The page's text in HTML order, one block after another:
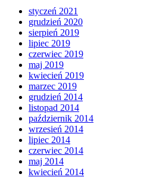
styczeń 2021
grudzień 2020
sierpień 2019
lipiec 2019
czerwiec 2019
maj 2019
kwiecień 2019
marzec 2019
grudzień 2014
listopad 2014
październik 2014
wrzesień 2014
lipiec 2014
czerwiec 2014
maj 2014
kwiecień 2014